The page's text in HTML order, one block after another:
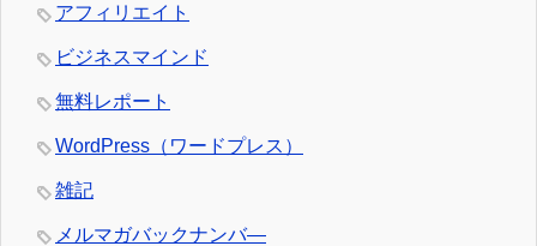
アフィリエイト
ビジネスマインド
無料レポート
WordPress（ワードプレス）
雑記
メルマガバックナンバ―